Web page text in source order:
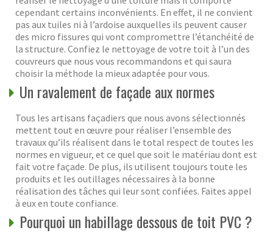
cependant certains inconvénients. En effet, il ne convient
pas aux tuiles ni à l’ardoise auxquelles ils peuvent causer
des micro fissures qui vont compromettre l’étanchéité de
la structure. Confiez le nettoyage de votre toit à l’un des
couvreurs que nous vous recommandons et qui saura
choisir la méthode la mieux adaptée pour vous.
Un ravalement de façade aux normes
Tous les artisans façadiers que nous avons sélectionnés
mettent tout en œuvre pour réaliser l’ensemble des
travaux qu’ils réalisent dans le total respect de toutes les
normes en vigueur, et ce quel que soit le matériau dont est
fait votre façade. De plus, ils utilisent toujours toute les
produits et les outillages nécessaires à la bonne
réalisation des tâches qui leur sont confiées. Faites appel
à eux en toute confiance.
Pourquoi un habillage dessous de toit PVC ?